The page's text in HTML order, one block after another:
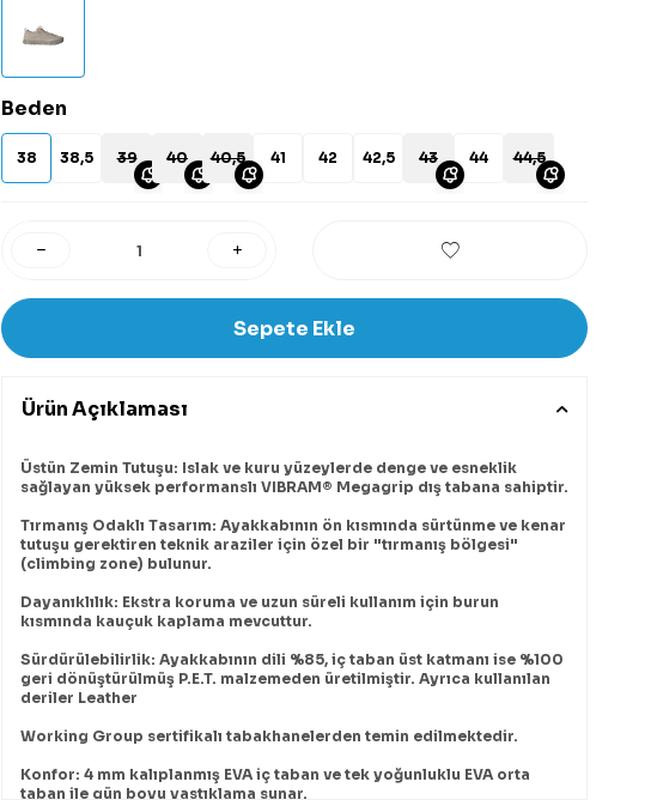
Beden
38 38,5 39 40 40,5 41 42 42,5 43 44 44,5
Sepete Ekle
Ürün Açıklaması
Üstün Zemin Tutuşu: Islak ve kuru yüzeylerde denge ve esneklik
sağlayan yüksek performanslı VIBRAM® Megagrip dış tabana sahiptir.
Tırmanış Odaklı Tasarım: Ayakkabının ön kısmında sürtünme ve kenar
tutuşu gerektiren teknik araziler için özel bir "tırmanış bölgesi"
(climbing zone) bulunur.
Dayanıklılık: Ekstra koruma ve uzun süreli kullanım için burun
kısmında kauçuk kaplama mevcuttur.
Sürdürülebilirlik: Ayakkabının dili %85, iç taban üst katmanı ise %100
geri dönüştürülmüş P.E.T. malzemeden üretilmiştir. Ayrıca kullanılan
deriler Leather
Working Group sertifikalı tabakhanelerden temin edilmektedir.
Konfor: 4 mm kalıplanmış EVA iç taban ve tek yoğunluklu EVA orta
taban ile gün boyu yastıklama sunar.